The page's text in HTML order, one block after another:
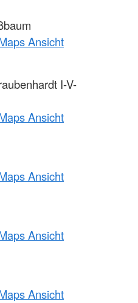
Ansicht
I-V-
Ansicht
Ansicht
Ansicht
Ansicht